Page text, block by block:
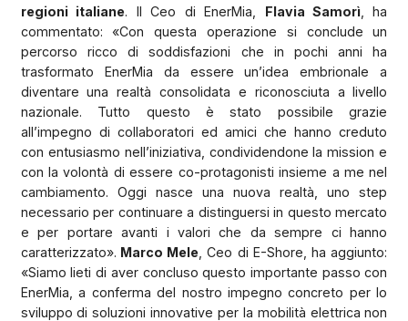
regioni italiane. Il Ceo di EnerMia, Flavia Samorì , ha
commentato: «Con questa operazione si conclude un
percorso ricco di soddisfazioni che in pochi anni ha
trasformato EnerMia da essere un’idea embrionale a
diventare una realtà consolidata e riconosciuta a livello
nazionale. Tutto questo è stato possibile grazie
all’impegno di collaboratori ed amici che hanno creduto
con entusiasmo nell’iniziativa, condividendone la mission e
con la volontà di essere co-protagonisti insieme a me nel
cambiamento. Oggi nasce una nuova realtà, uno step
necessario per continuare a distinguersi in questo mercato
e per portare avanti i valori che da sempre ci hanno
caratterizzato». Marco Mele , Ceo di E-Shore, ha aggiunto:
«Siamo lieti di aver concluso questo importante passo con
EnerMia, a conferma del nostro impegno concreto per lo
sviluppo di soluzioni innovative per la mobilità elettrica non